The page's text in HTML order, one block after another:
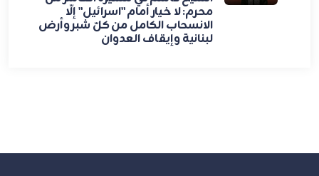
محرم: لا خيار أمام "اسرائيل" إلّا
الانسحاب الكامل من كلّ شبر وأرض
لبنانية وإيقاف العدوان